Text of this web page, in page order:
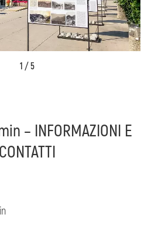
1 / 5
– INFORMAZIONI E
CONTATTI